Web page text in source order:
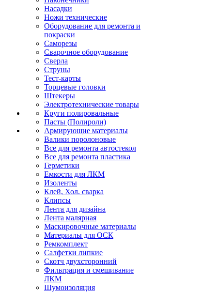
Насадки
Ножи технические
Оборудование для ремонта и
покраски
Саморезы
Сварочное оборудование
Сверла
Струны
Тест-карты
Торцевые головки
Штекеры
Электротехнические товары
Круги полировальные
Пасты (Полироли)
Армирующие материалы
Валики поролоновые
Все для ремонта автостекол
Все для ремонта пластика
Герметики
Емкости для ЛКМ
Изоленты
Клей, Хол. сварка
Клипсы
Лента для дизайна
Лента малярная
Маскировочные материалы
Материалы для ОСК
Ремкомплект
Салфетки липкие
Скотч двухсторонний
Фильтрация и смешивание
ЛКМ
Шумоизоляция